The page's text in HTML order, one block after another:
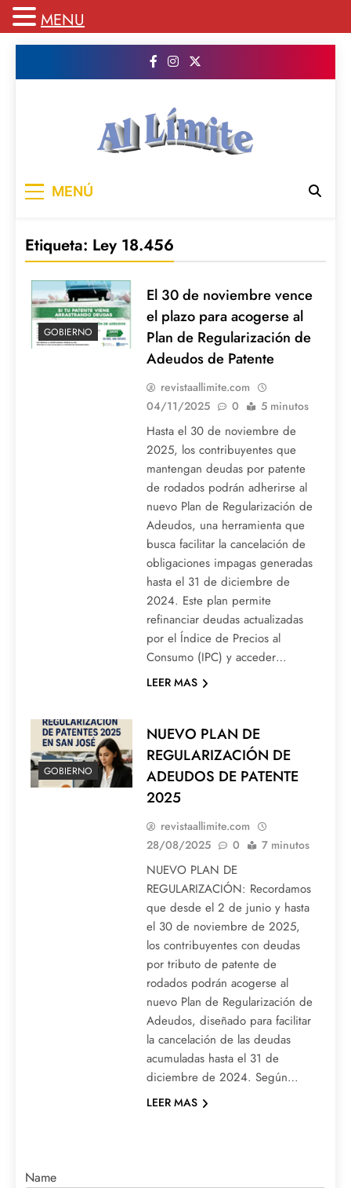
publicamos todo el contenido e informacion
MENÚ
Etiqueta: Ley 18.456
GOBIERNO
El 30 de noviembre vence
el plazo para acogerse al
Plan de Regularización de
Adeudos de Patente
revistaallimite.com
04/11/2025
0 5 minutos
Hasta el 30 de noviembre de
2025, los contribuyentes que
mantengan deudas por patente
de rodados podrán adherirse al
nuevo Plan de Regularización de
Adeudos, una herramienta que
busca facilitar la cancelación de
obligaciones impagas generadas
hasta el 31 de diciembre de
2024. Este plan permite
refinanciar deudas actualizadas
por el Índice de Precios al
Consumo (IPC) y acceder…
LEER MAS
GOBIERNO
NUEVO PLAN DE
REGULARIZACIÓN DE
ADEUDOS DE PATENTE
2025
revistaallimite.com
28/08/2025
0 7 minutos
NUEVO PLAN DE
REGULARIZACIÓN: Recordamos
que desde el 2 de junio y hasta
el 30 de noviembre de 2025,
los contribuyentes con deudas
por tributo de patente de
rodados podrán acogerse al
nuevo Plan de Regularización de
Adeudos, diseñado para facilitar
la cancelación de las deudas
acumuladas hasta el 31 de
diciembre de 2024. Según…
LEER MAS
Name
MENU